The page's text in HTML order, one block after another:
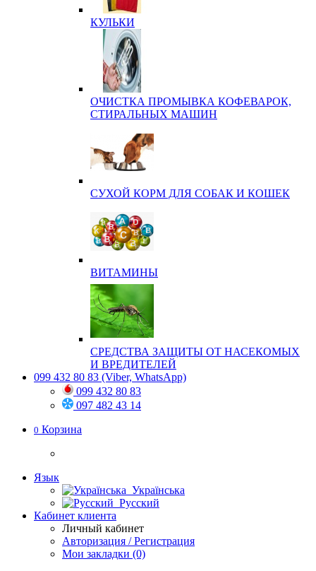
КУЛЬКИ
ОЧИСТКА ПРОМЫВКА КОФЕВАРОК,
СТИРАЛЬНЫХ МАШИН
СУХОЙ КОРМ ДЛЯ СОБАК И КОШЕК
ВИТАМИНЫ
СРЕДСТВА ЗАЩИТЫ ОТ НАСЕКОМЫХ
И ВРЕДИТЕЛЕЙ
099 432 80 83 (Viber, WhatsApp)
099 432 80 83
097 482 43 14
0 Корзина
Язык
Українська
Русский
Кабинет клиента
Личный кабинет
Авторизация / Регистрация
Мои закладки (0)